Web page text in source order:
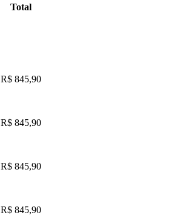
Total
R$ 845,90
R$ 845,90
R$ 845,90
R$ 845,90